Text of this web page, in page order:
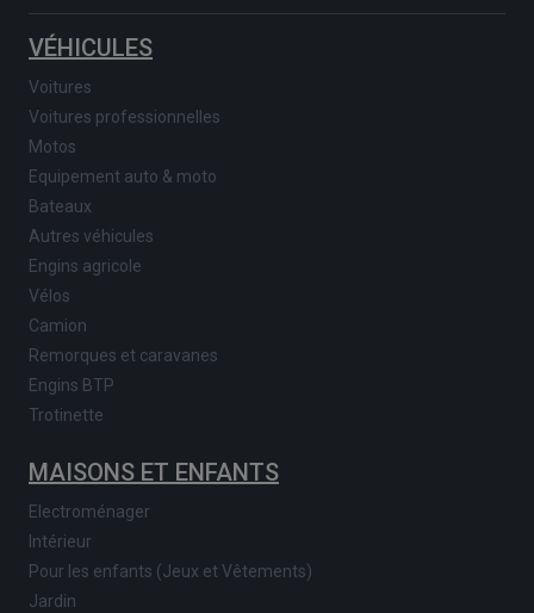
VÉHICULES
Voitures
Voitures professionnelles
Motos
Equipement auto & moto
Bateaux
Autres véhicules
Engins agricole
Vélos
Camion
Remorques et caravanes
Engins BTP
Trotinette
MAISONS ET ENFANTS
Electroménager
Intérieur
Pour les enfants (Jeux et Vêtements)
Jardin